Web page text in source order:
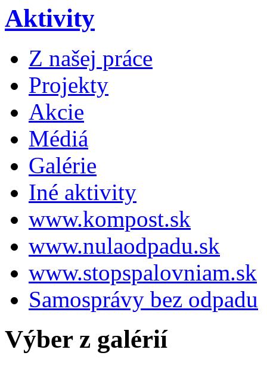
Aktivity
Z našej práce
Projekty
Akcie
Médiá
Galérie
Iné aktivity
www.kompost.sk
www.nulaodpadu.sk
www.stopspalovniam.sk
Samosprávy bez odpadu
Výber z galérií